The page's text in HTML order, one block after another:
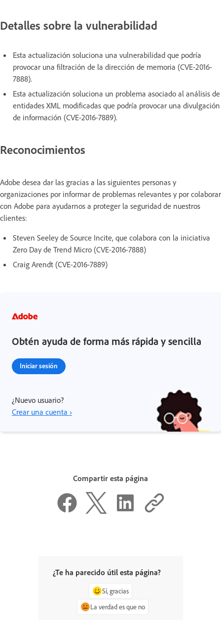
Detalles sobre la vulnerabilidad
Esta actualización soluciona una vulnerabilidad que podría
provocar una filtración de la dirección de memoria (CVE-2016-
7888).
Esta actualización soluciona un problema asociado al análisis de
entidades XML modificadas que podría provocar una divulgación
de información (CVE-2016-7889).
Reconocimientos
Adobe desea dar las gracias a las siguientes personas y
organizaciones por informar de problemas relevantes y por colaborar
con Adobe para ayudarnos a proteger la seguridad de nuestros
clientes:
Steven Seeley de Source Incite, que colabora con la iniciativa
Zero Day de Trend Micro (CVE-2016-7888)
Craig Arendt (CVE-2016-7889)
Obtén ayuda de forma más rápida y sencilla
Iniciar sesión
¿Nuevo usuario?
Crear una cuenta ›
Compartir esta página
¿Te ha parecido útil esta página?
Sí, gracias
La verdad es que no